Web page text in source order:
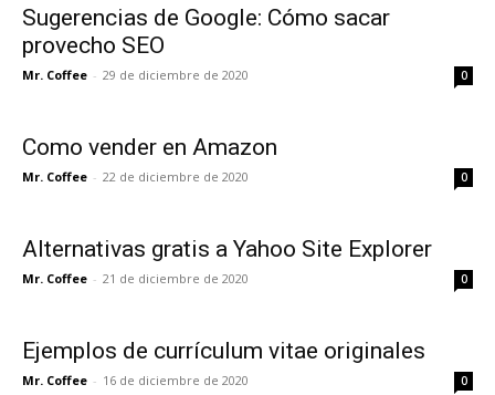
Sugerencias de Google: Cómo sacar
provecho SEO
Mr. Coffee - 29 de diciembre de 2020 0
Como vender en Amazon
Mr. Coffee - 22 de diciembre de 2020 0
Alternativas gratis a Yahoo Site Explorer
Mr. Coffee - 21 de diciembre de 2020 0
Ejemplos de currículum vitae originales
Mr. Coffee - 16 de diciembre de 2020 0